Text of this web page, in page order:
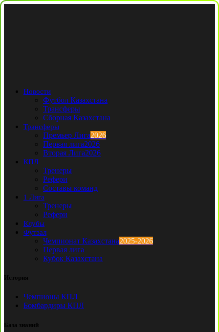
Новости
Футбол Казахстана
Трансферы
Сборная Казахстана
Трансферы
Премьер Лига2026
Первая лига2026
Вторая Лига2026
КПЛ
Тренеры
Рефери
Составы команд
1 Лига
Тренеры
Рефери
Клубы
Футзал
Чемпионат Казахстана2025-2026
Первая лига
Кубок Казахстана
История
Чемпионы КПЛ
Бомбардиры КПЛ
База знаний